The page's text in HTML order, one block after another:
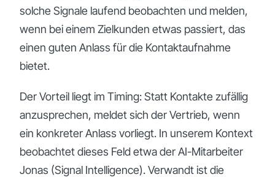
solche Signale laufend beobachten und melden,
wenn bei einem Zielkunden etwas passiert, das
einen guten Anlass für die Kontaktaufnahme
bietet.
Der Vorteil liegt im Timing: Statt Kontakte zufällig
anzusprechen, meldet sich der Vertrieb, wenn
ein konkreter Anlass vorliegt. In unserem Kontext
beobachtet dieses Feld etwa der AI-Mitarbeiter
Jonas (Signal Intelligence). Verwandt ist die